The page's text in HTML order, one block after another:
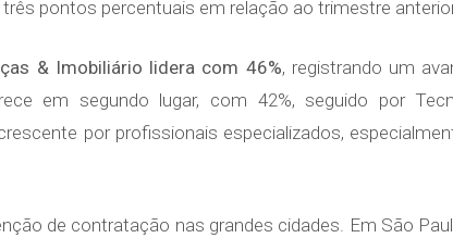
pontos percentuais em relação ao trimestre
& Imobiliário lidera com 46%, registrando um
em segundo lugar, com 42%, seguido por
por profissionais especializados,
de contratação nas grandes cidades. Em São